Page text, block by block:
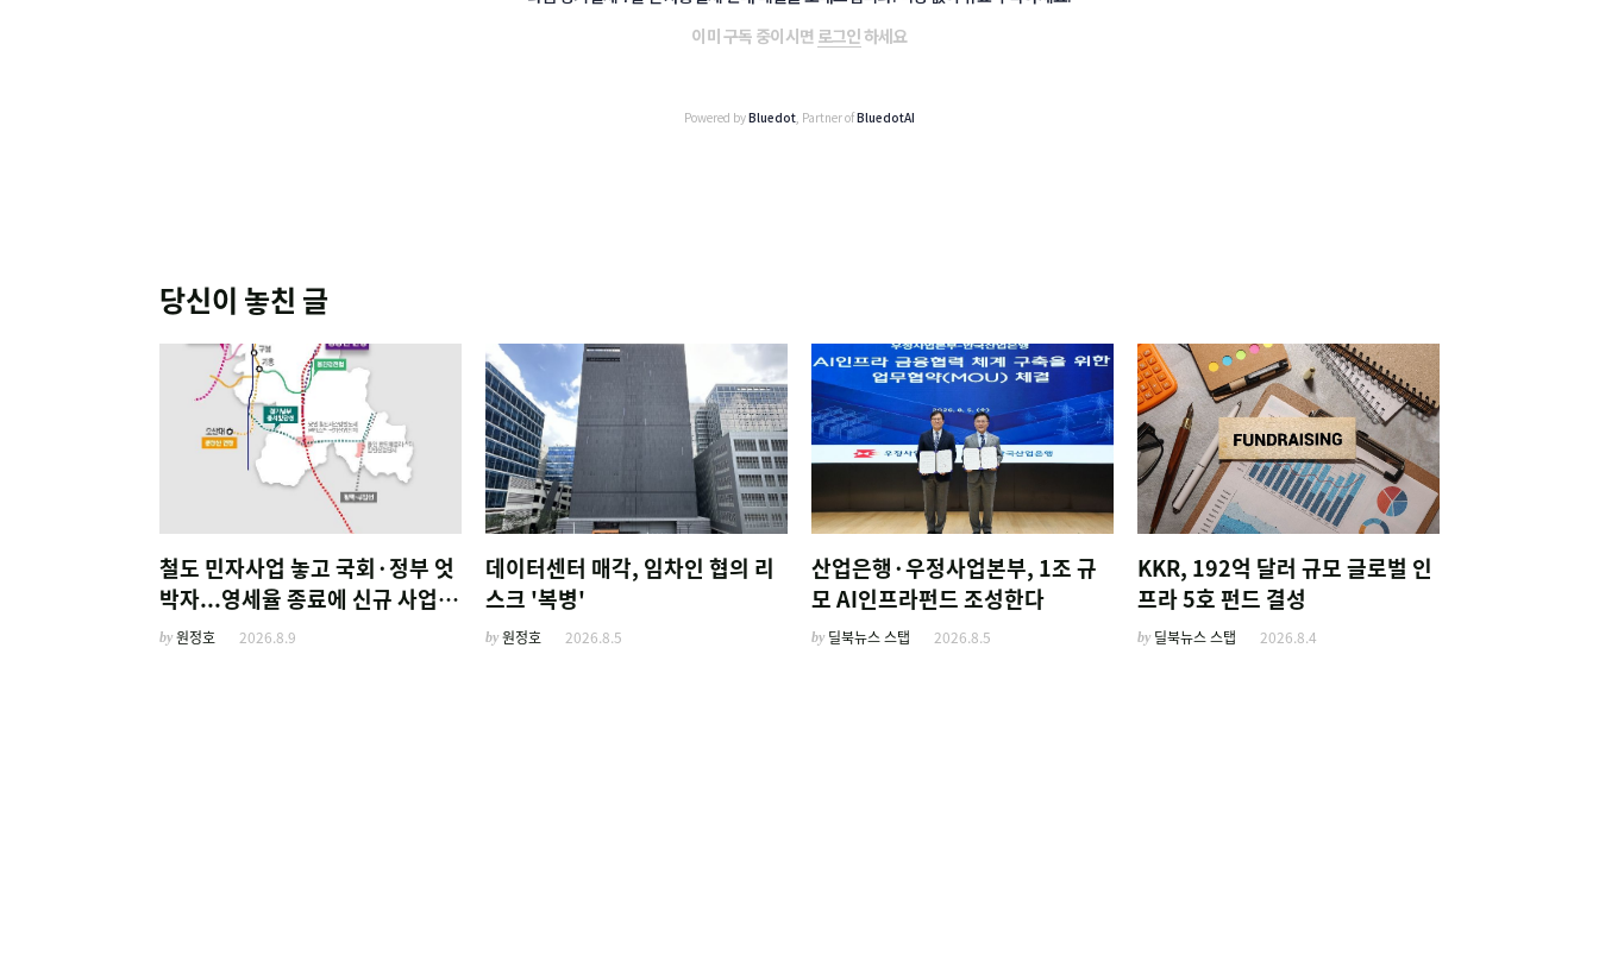
이미 구독 중이시면 로그인하세요
Powered byBluedot , Partner ofBluedotAI
당신이 놓친 글
철도 민자사업 놓고 국회·정부 엇
박자...영세율 종료에 신규 사업
'비상'
by원정호 2026.8.9
데이터센터 매각, 임차인 협의 리
스크 '복병'
by원정호 2026.8.5
산업은행·우정사업본부, 1조 규
모 AI인프라펀드 조성한다
by 딜북뉴스 스탭 2026.8.5
KKR, 192억 달러 규모 글로벌 인
프라 5호 펀드 결성
by 딜북뉴스 스탭 2026.8.4